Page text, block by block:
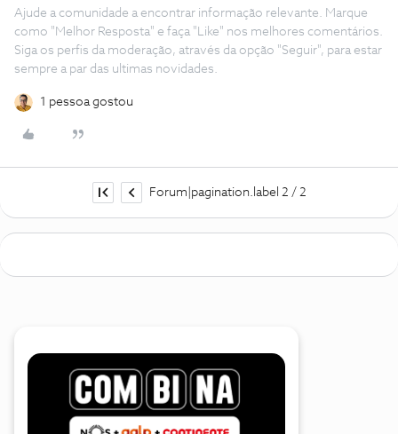
Ajude a comunidade a encontrar informação relevante. Marque
como "Melhor Resposta" e faça "Like" nos melhores comentários.
Siga os perfis da moderação, através da opção "Seguir", para estar
sempre a par das ultimas novidades.
1 pessoa gostou
Forum|pagination.label 2 / 2